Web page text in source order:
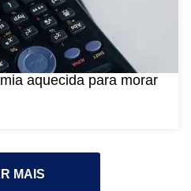
aquecida para morar
MAIS